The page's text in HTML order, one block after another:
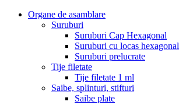
Organe de asamblare
Suruburi
Suruburi Cap Hexagonal
Suruburi cu locas hexagonal
Suruburi prelucrate
Tije filetate
Tije filetate 1 ml
Saibe, splinturi, stifturi
Saibe plate